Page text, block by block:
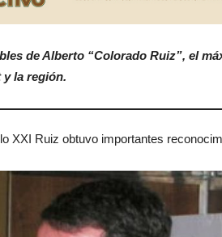
de Alberto “Colorado Ruiz”, el
y la región.
XXI Ruiz obtuvo importantes